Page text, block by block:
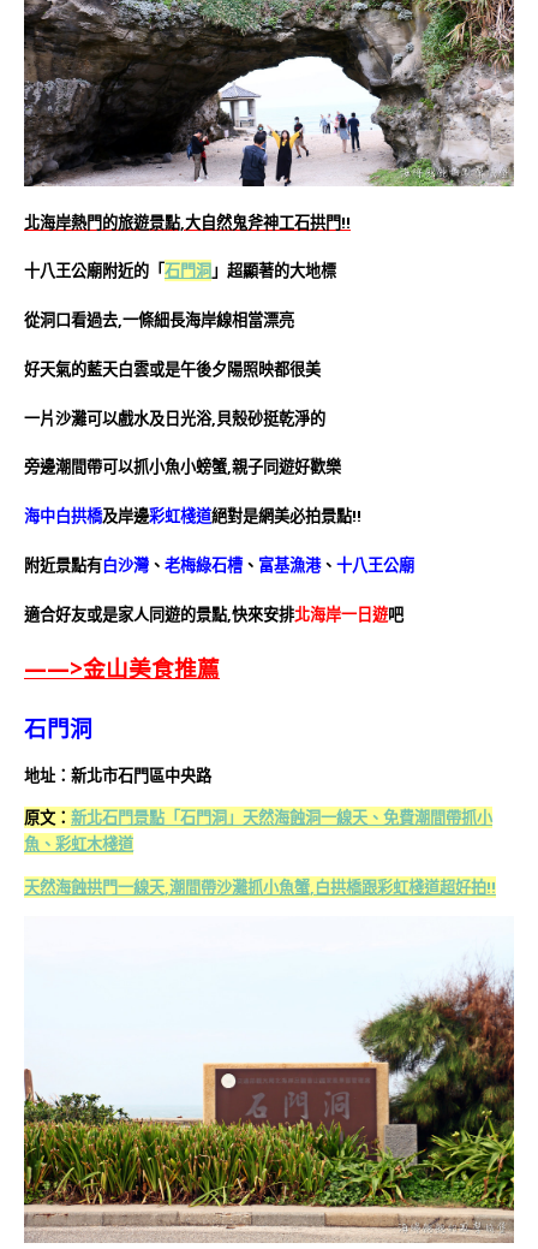
北海岸熱門的旅遊景點,大自然鬼斧神工石拱門!!
十八王公廟附近的「石門洞 」超顯著的大地標
從洞口看過去,一條細長海岸線相當漂亮
好天氣的藍天白雲或是午後夕陽照映都很美
一片沙灘可以戲水及日光浴,貝殼砂挺乾淨的
旁邊潮間帶可以抓小魚小螃蟹,親子同遊好歡樂
海中白拱橋及岸邊彩虹棧道絕對是網美必拍景點!!
附近景點有白沙灣 、 老梅綠石槽、 富基漁港、 十八王公廟
適合好友或是家人同遊的景點,快來安排北海岸一日遊吧
——>金山美食推薦
石門洞
地址：新北市石門區中央路
原文： 新北石門景點「石門洞」天然海蝕洞一線天、免費潮間帶抓小
魚、彩虹木棧道
天然海蝕拱門一線天,潮間帶沙灘抓小魚蟹,白拱橋跟彩虹棧道超好拍!!